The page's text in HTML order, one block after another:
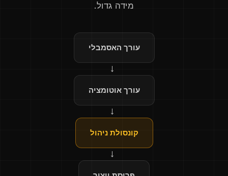
מידה גדול.
עורך האסמבלי
→
עורך אוטומציה
→
קונסולת ניהול
→